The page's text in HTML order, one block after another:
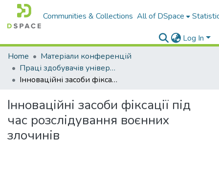
Communities & Collections All of DSpace
Log In
Home
Матеріали конференцій
Праці здобувачів університету
Інноваційні засоби фіксації під час розслідування воєнних злочинів
Інноваційні засоби фіксації під
час розслідування воєнних
злочинів